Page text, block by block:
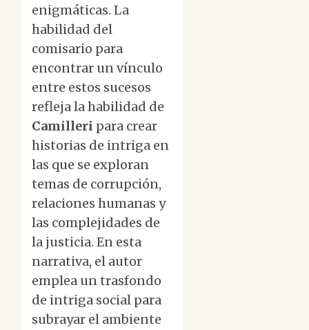
enigmáticas. La
habilidad del
comisario para
encontrar un vínculo
entre estos sucesos
refleja la habilidad de
Camilleri para crear
historias de intriga en
las que se exploran
temas de corrupción,
relaciones humanas y
las complejidades de
la justicia. En esta
narrativa, el autor
emplea un trasfondo
de intriga social para
subrayar el ambiente